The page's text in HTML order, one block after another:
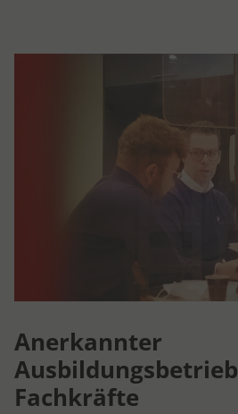
Anerkannter
Fachkräfte